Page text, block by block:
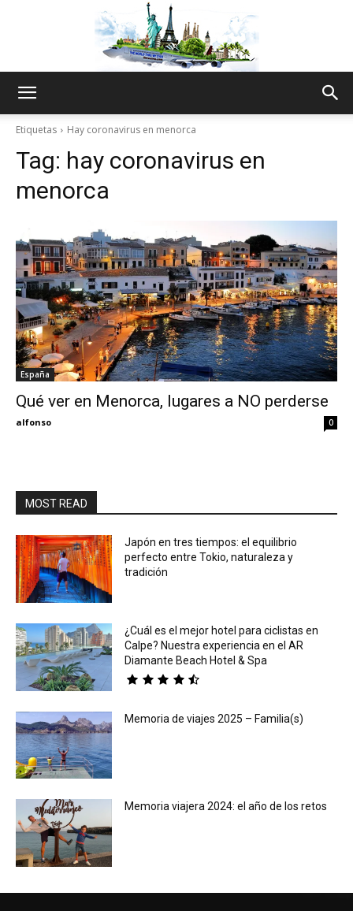
Thru
My
Etiquetas Hay coronavirus en menorca
Tag: hay coronavirus en
menorca
España
Qué ver en Menorca, lugares a NO perderse
alfonso 0
MOST READ
Japón en tres tiempos: el equilibrio
perfecto entre Tokio, naturaleza y
tradición
¿Cuál es el mejor hotel para ciclistas en
Calpe? Nuestra experiencia en el AR
Diamante Beach Hotel & Spa
Memoria de viajes 2025 – Familia(s)
Memoria viajera 2024: el año de los retos